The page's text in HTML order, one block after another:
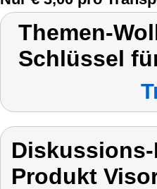
Themen-
Schlüssel
Produkt